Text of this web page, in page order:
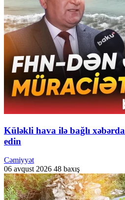
Küləkli hava ilə bağlı
edin
Cəmiyyət
06 avqust 2026 48 baxış